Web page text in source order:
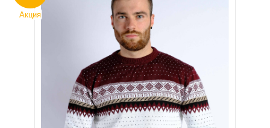
Акция